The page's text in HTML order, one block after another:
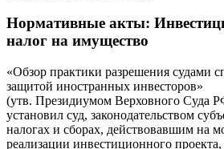
Нормативные акты:
налог на имущество
«Обзор практики разрешения судами
защитой иностранных инвесторов»
(утв. Президиумом Верховного Суда
установил суд, законодательством
налогах и сборах, действовавшим на
реализации инвестиционного